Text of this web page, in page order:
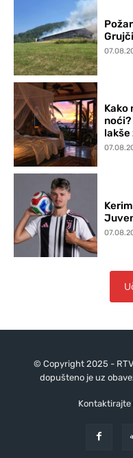
Kako
lakše
© Copyright 2025 -
dopušteno je uz
Kontaktirajte